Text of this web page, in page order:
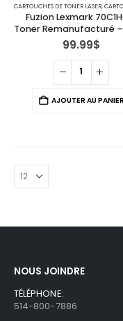
CARTOUCHES DE TONER LASER,CARTOUCHES
Fuzion Lexmark
Toner Remanufacturé
99.99$
AJOUTER AU PANIER
NOUS JOINDRE
TÉLÉPHONE:
514-800-7886